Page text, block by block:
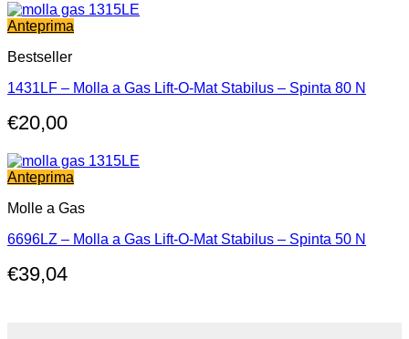
Anteprima
Bestseller
1431LF – Molla a Gas Lift-O-Mat Stabilus – Spinta 80 N
€20,00
Anteprima
Molle a Gas
6696LZ – Molla a Gas Lift-O-Mat Stabilus – Spinta 50 N
€39,04